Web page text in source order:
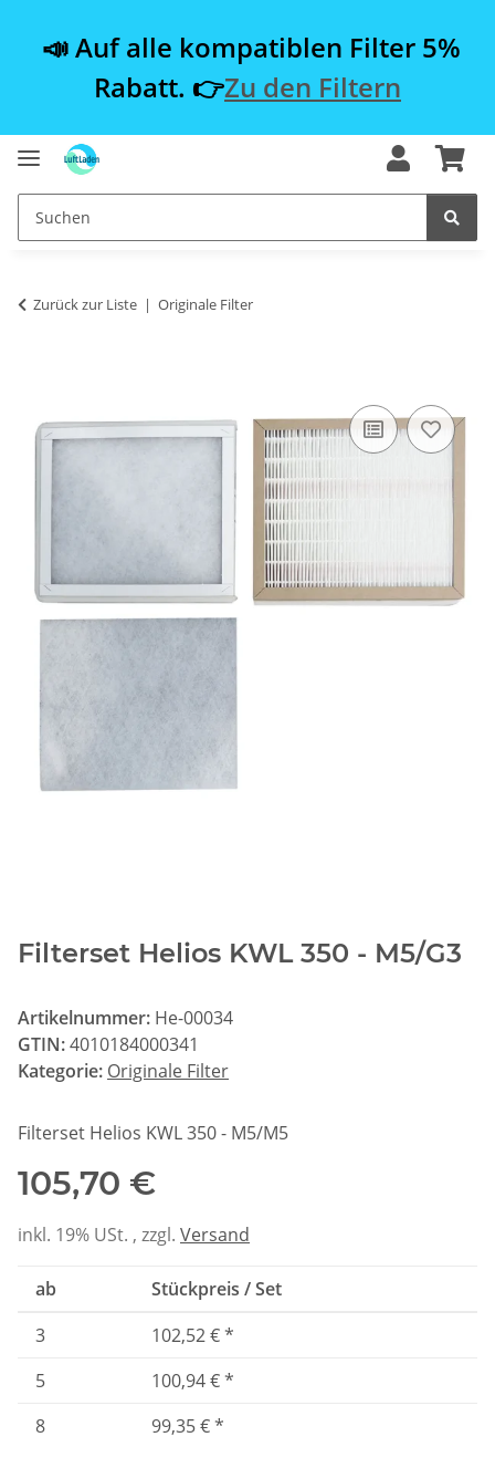
📣 Auf alle kompatiblen Filter 5%
Rabatt. 👉Zu den Filtern
Zurück zur Liste Originale Filter
Filterset Helios KWL 350 - M5/G3
Artikelnummer: He-00034
GTIN:4010184000341
Kategorie: Originale Filter
Filterset Helios KWL 350 - M5/M5
105,70 €
inkl. 19% USt. , zzgl. Versand
ab
Stückpreis / Set
3
102,52 €*
5
100,94 €*
8
99,35 €*